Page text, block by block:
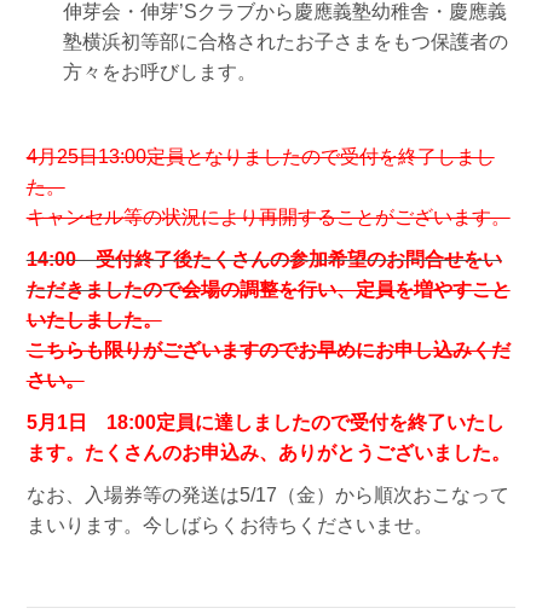
伸芽会・伸芽’Sクラブから慶應義塾幼稚舎・慶應義
塾横浜初等部に合格されたお子さまをもつ保護者の
方々をお呼びします。
4月25日13:00定員となりましたので受付を終了しまし
た。
キャンセル等の状況により再開することがございます。
14:00 受付終了後たくさんの参加希望のお問合せをい
ただきましたので会場の調整を行い、定員を増やすこと
いたしました。
こちらも限りがございますのでお早めにお申し込みくだ
さい。
5月1日 18:00定員に達しましたので受付を終了いたし
ます。たくさんのお申込み、ありがとうございました。
なお、入場券等の発送は5/17（金）から順次おこなって
まいります。今しばらくお待ちくださいませ。